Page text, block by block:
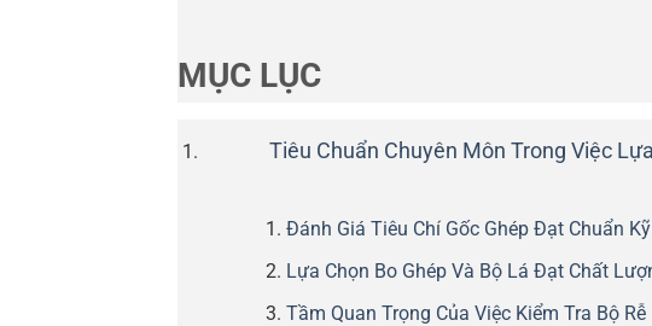
MỤC LỤC
Tiêu Chuẩn Chuyên Môn Trong Việc
Đánh Giá Tiêu Chí Gốc Ghép Đạt Chuẩn
Lựa Chọn Bo Ghép Và Bộ Lá Đạt Chất
Tầm Quan Trọng Của Việc Kiểm Tra Bộ Rễ